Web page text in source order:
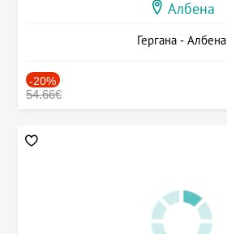
Албена
Гергана - Албена
-20%
54.66€